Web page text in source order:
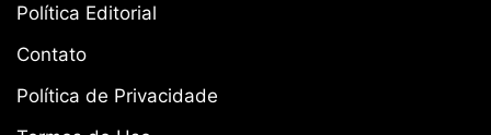
Política Editorial
Contato
Política de Privacidade